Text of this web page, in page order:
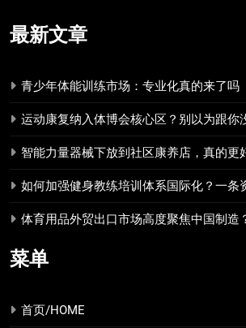
最新文章
青少年体能训练市场：专业化真的来了吗
运动康复纳入体博会核心区？别以为跟你
智能力量器械下放到社区康养店，真的更
如何加强健身教练培训体系国际化？一条
体育用品外贸出口市场高度聚焦中国制造
菜单
首页/HOME